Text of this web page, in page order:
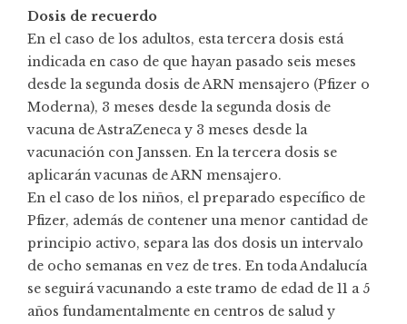
Dosis de recuerdo
En el caso de los adultos, esta tercera dosis está
indicada en caso de que hayan pasado seis meses
desde la segunda dosis de ARN mensajero (Pfizer o
Moderna), 3 meses desde la segunda dosis de
vacuna de AstraZeneca y 3 meses desde la
vacunación con Janssen. En la tercera dosis se
aplicarán vacunas de ARN mensajero.
En el caso de los niños, el preparado específico de
Pfizer, además de contener una menor cantidad de
principio activo, separa las dos dosis un intervalo
de ocho semanas en vez de tres. En toda Andalucía
se seguirá vacunando a este tramo de edad de 11 a 5
años fundamentalmente en centros de salud y